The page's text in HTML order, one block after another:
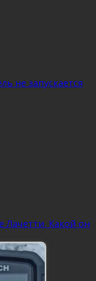
не запускается
Лачетти. Какой он